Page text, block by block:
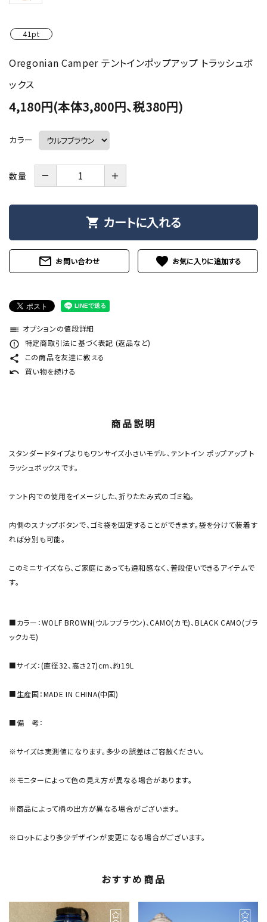
41pt
Oregonian Camper テントインポップアップ トラッシュボ
ックス
4,180円(本体3,800円、税380円)
カラー
数量 － ＋
shopping_cart カートに入れる
mail_outline お問い合わせ favorite
toc オプションの値段詳細
error_outline 特定商取引法に基づく表記 (返品など)
share この商品を友達に教える
undo 買い物を続ける
商品説明
スタンダードタイプよりもワンサイズ小さいモデル、テントイン ポップアップ ト
ラッシュボックスです。
テント内での使用をイメージした、折りたたみ式のゴミ箱。
内側のスナップボタンで、ゴミ袋を固定することができます。袋を分けて装着す
れば分別も可能。
このミニサイズなら、ご家庭にあっても違和感なく、普段使いできるアイテムで
す。
■カラー：WOLF BROWN(ウルフブラウン)、CAMO(カモ)、BLACK CAMO(ブラ
ックカモ)
■サイズ：(直径32、高さ27)cm、約19L
■生産国：MADE IN CHINA(中国)
■備 考：
※サイズは実測値になります。多少の誤差はご容赦ください。
※モニターによって色の見え方が異なる場合があります。
※商品によって柄の出方が異なる場合がございます。
※ロットにより多少デザインが変更になる場合がございます。
おすすめ商品